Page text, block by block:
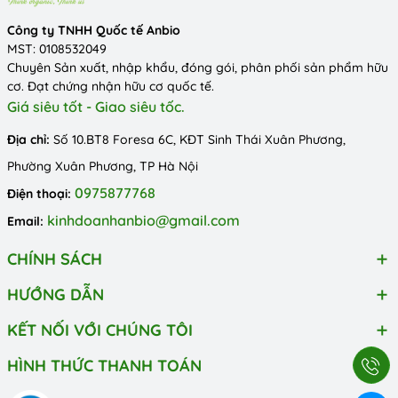
Công ty TNHH Quốc tế Anbio
MST: 0108532049
Chuyên Sản xuất, nhập khẩu, đóng gói, phân phối sản phẩm hữu
cơ. Đạt chứng nhận hữu cơ quốc tế.
Giá siêu tốt - Giao siêu tốc.
Địa chỉ: Số 10.BT8 Foresa 6C, KĐT Sinh Thái Xuân Phương,
Phường Xuân Phương, TP Hà Nội
Điện thoại: 0975877768
Email: kinhdoanhanbio@gmail.com
CHÍNH SÁCH
HƯỚNG DẪN
KẾT NỐI VỚI CHÚNG TÔI
HÌNH THỨC THANH TOÁN